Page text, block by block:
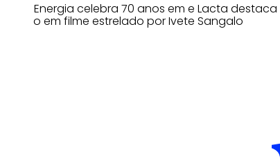
Copa Energia celebra 70 anos em e Lacta destaca
o afeto em filme estrelado por Ivete Sangalo